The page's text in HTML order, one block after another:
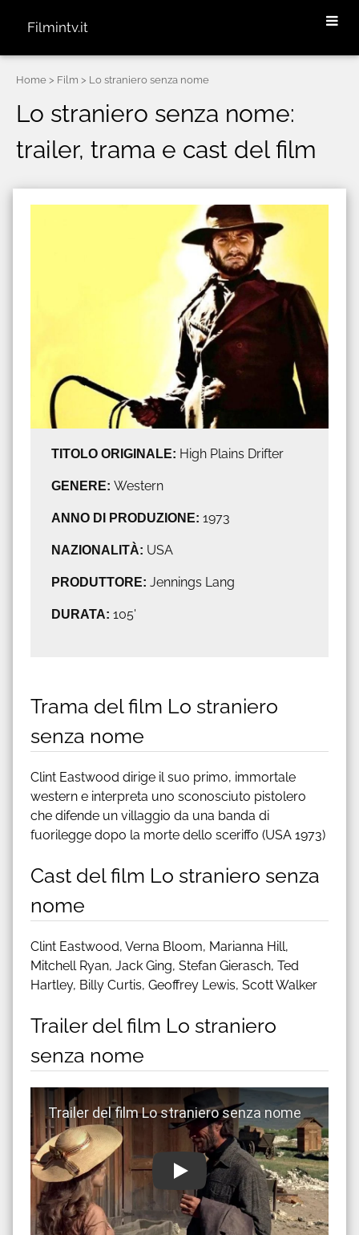
Filmintv.it
Home > Film > Lo straniero senza nome
Lo straniero senza nome:
trailer, trama e cast del film
TITOLO ORIGINALE: High Plains Drifter
GENERE: Western
ANNO DI PRODUZIONE: 1973
NAZIONALITÀ: USA
PRODUTTORE: Jennings Lang
DURATA: 105'
Trama del film Lo straniero
senza nome
Clint Eastwood dirige il suo primo, immortale
western e interpreta uno sconosciuto pistolero
che difende un villaggio da una banda di
fuorilegge dopo la morte dello sceriffo (USA 1973)
Cast del film Lo straniero senza
nome
Clint Eastwood, Verna Bloom, Marianna Hill,
Mitchell Ryan, Jack Ging, Stefan Gierasch, Ted
Hartley, Billy Curtis, Geoffrey Lewis, Scott Walker
Trailer del film Lo straniero
senza nome
Guarda trailer del film Lo straniero senza nome